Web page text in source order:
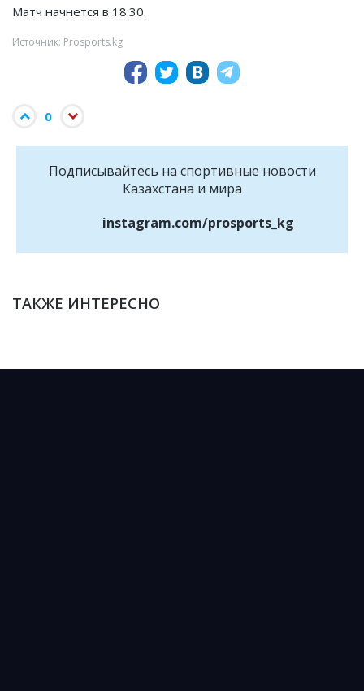
Матч начнется в 18:30.
Источник: Prosports.kg
0
Подписывайтесь на cпортивные новости
Казахстана и мира
instagram.com/prosports_kg
ТАКЖЕ ИНТЕРЕСНО